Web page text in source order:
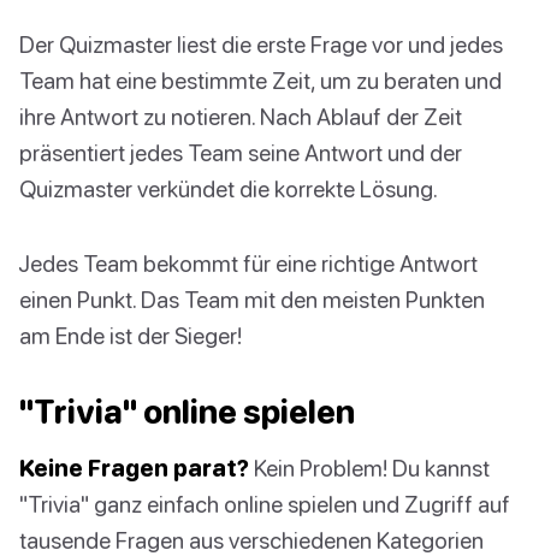
Der Quizmaster liest die erste Frage vor und jedes
Team hat eine bestimmte Zeit, um zu beraten und
ihre Antwort zu notieren. Nach Ablauf der Zeit
präsentiert jedes Team seine Antwort und der
Quizmaster verkündet die korrekte Lösung.
Jedes Team bekommt für eine richtige Antwort
einen Punkt. Das Team mit den meisten Punkten
am Ende ist der Sieger!
"Trivia" online spielen
Keine Fragen parat? Kein Problem! Du kannst
"Trivia" ganz einfach online spielen und Zugriff auf
tausende Fragen aus verschiedenen Kategorien